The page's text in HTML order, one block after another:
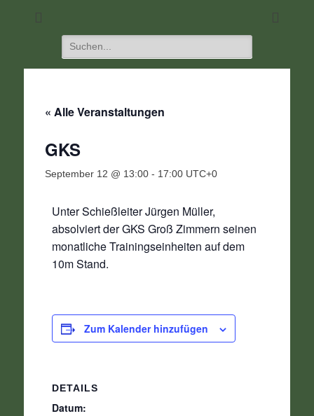
SC 1968 Klein-
Suchen
nach:
« Alle Veranstaltungen
GKS
September 12 @ 13:00 - 17:00 UTC+0
Unter Schießleiter Jürgen Müller,
absolviert der GKS Groß Zimmern seinen
monatliche Trainingseinheiten auf dem
10m Stand.
Zum Kalender hinzufügen
DETAILS
Datum: